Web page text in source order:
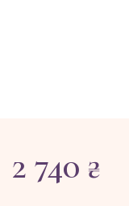
2 740 ₴